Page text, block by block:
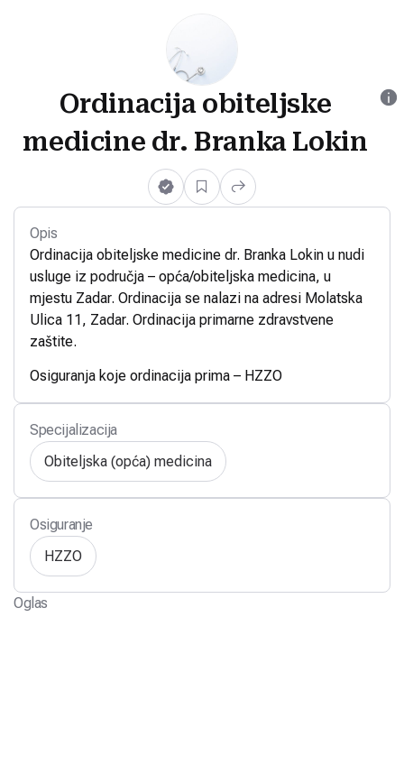
Ordinacija obiteljske
medicine dr. Branka Lokin
Opis
Ordinacija obiteljske medicine dr. Branka Lokin u nudi
usluge iz područja – opća/obiteljska medicina, u
mjestu Zadar. Ordinacija se nalazi na adresi Molatska
Ulica 11, Zadar. Ordinacija primarne zdravstvene
zaštite.
Osiguranja koje ordinacija prima – HZZO
Specijalizacija
Obiteljska (opća) medicina
Osiguranje
HZZO
Oglas